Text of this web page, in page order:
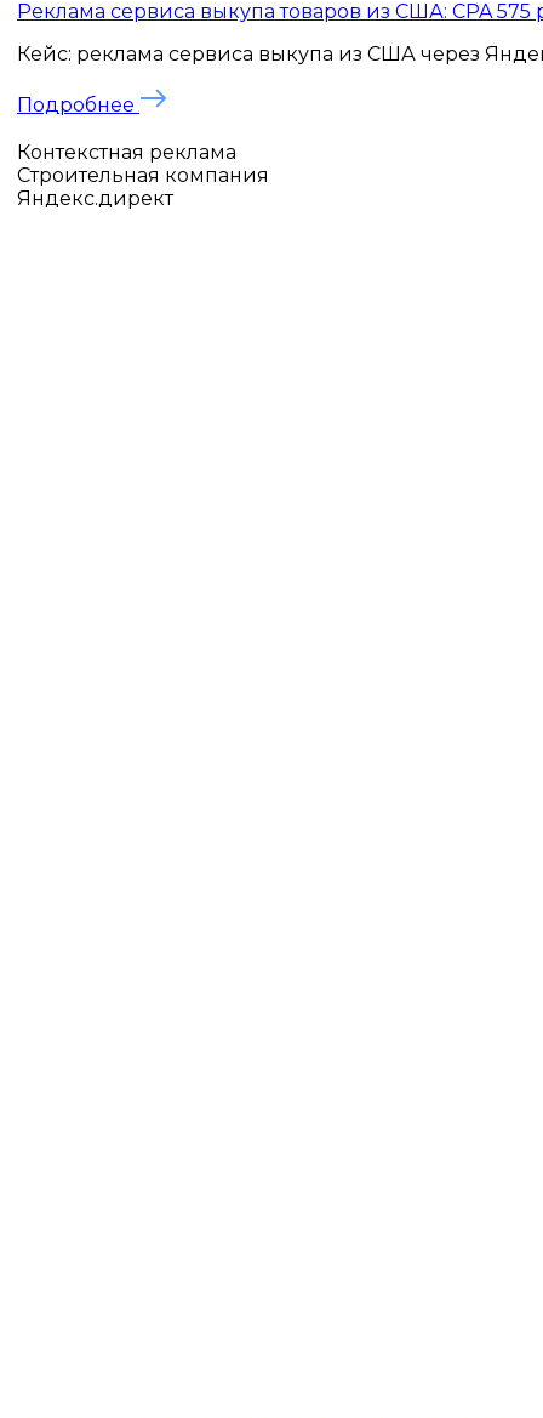
Реклама сервиса выкупа товаров из США: CPA
Кейс: реклама сервиса выкупа из США через
Подробнее
Контекстная реклама
Строительная компания
Яндекс.директ